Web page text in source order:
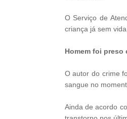
O Serviço de
criança já sem
Homem foi preso
O autor do crime
sangue no
Ainda de acordo